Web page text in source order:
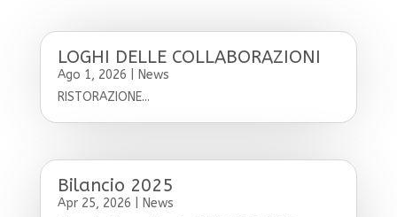
LOGHI DELLE COLLABORAZIONI
Ago 1, 2026
News
RISTORAZIONE...
Bilancio 2025
Apr 25, 2026
News